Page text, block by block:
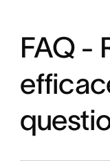
FAQ -